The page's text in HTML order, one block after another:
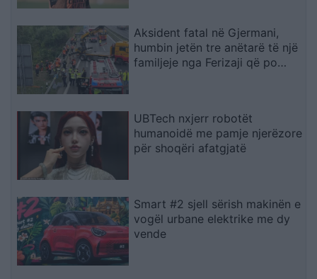
Aksident fatal në Gjermani,
humbin jetën tre anëtarë të një
familjeje nga Ferizaji që po
UBTech nxjerr robotët
humanoidë me pamje njerëzore
për shoqëri afatgjatë
Smart #2 sjell sërish makinën e
vogël urbane elektrike me dy
vende